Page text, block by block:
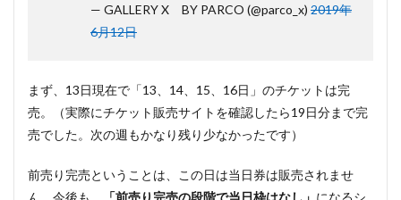
— GALLERY X BY PARCO (@parco_x) 2019年
6月12日
まず、13日現在で「13、14、15、16日」のチケットは完
売。（実際にチケット販売サイトを確認したら19日分まで完
売でした。次の週もかなり残り少なかったです）
前売り完売ということは、この日は当日券は販売されませ
ん。今後も、
「前売り完売の段階で当日枠はなし」 になるシ